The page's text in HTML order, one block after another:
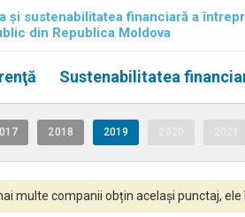
și sustenabilitatea financiară a
din Republica Moldova
Sustenabilitatea
2018 2019
multe companii obțin același punctaj,